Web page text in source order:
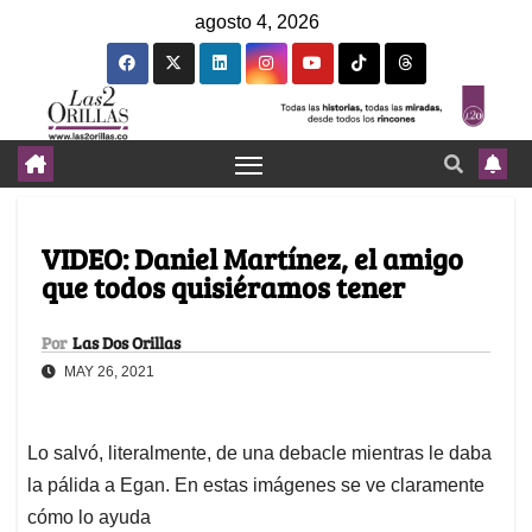
agosto 4, 2026
VIDEO: Daniel Martínez, el amigo
que todos quisiéramos tener
Por Las Dos Orillas
MAY 26, 2021
Lo salvó, literalmente, de una debacle mientras le daba
la pálida a Egan. En estas imágenes se ve claramente
cómo lo ayuda